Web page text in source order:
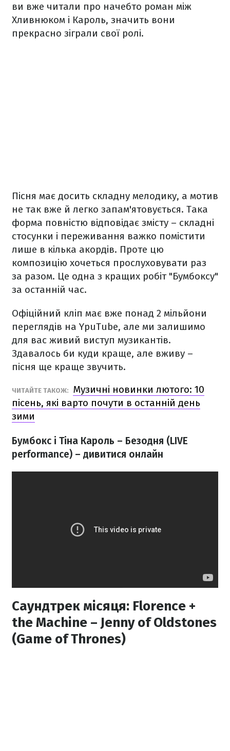
ви вже читали про начебто роман між
Хливнюком і Кароль, значить вони
прекрасно зіграли свої ролі.
Пісня має досить складну мелодику, а мотив
не так вже й легко запам'ятовується. Така
форма повністю відповідає змісту – складні
стосунки і переживання важко помістити
лише в кілька акордів. Проте цю
композицію хочеться прослуховувати раз
за разом. Це одна з кращих робіт "Бумбоксу"
за останній час.
Офіційний кліп має вже понад 2 мільйони
переглядів на YpuTube, але ми залишимо
для вас живий виступ музикантів.
Здавалось би куди краще, але вживу –
пісня ще краще звучить.
ЧИТАЙТЕ ТАКОЖ:
Музичні новинки лютого: 10
пісень, які варто почути в останній день
зими
Бумбокс і Тіна Кароль – Безодня (LIVE
performance) – дивитися онлайн
Саундтрек місяця: Florence +
the Machine – Jenny of Oldstones
(Game of Thrones)